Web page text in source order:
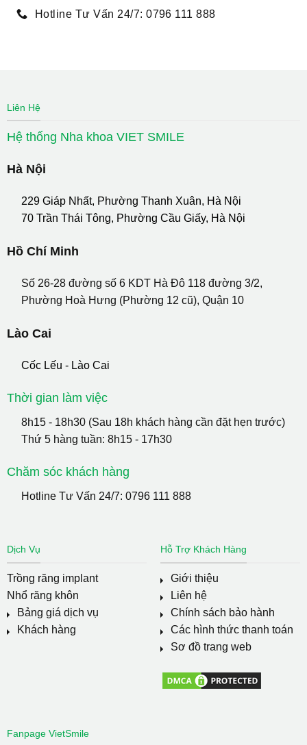
Hotline Tư Vấn 24/7: 0796 111 888
Liên Hệ
Hệ thống Nha khoa VIET SMILE
Hà Nội
229 Giáp Nhất, Phường Thanh Xuân, Hà Nội
70 Trần Thái Tông, Phường Cầu Giấy, Hà Nội
Hồ Chí Minh
Số 26-28 đường số 6 KDT Hà Đô 118 đường 3/2,
Phường Hoà Hưng (Phường 12 cũ), Quận 10
Lào Cai
Cốc Lếu - Lào Cai
Thời gian làm việc
8h15 - 18h30 (Sau 18h khách hàng cần đặt hẹn trước)
Thứ 5 hàng tuần: 8h15 - 17h30
Chăm sóc khách hàng
Hotline Tư Vấn 24/7: 0796 111 888
Dịch Vụ
Trồng răng implant
Nhổ răng khôn
Bảng giá dịch vụ
Khách hàng
Hỗ Trợ Khách Hàng
Giới thiệu
Liên hệ
Chính sách bảo hành
Các hình thức thanh toán
Sơ đồ trang web
Fanpage VietSmile